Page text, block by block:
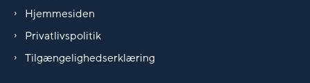
Hjemmesiden
Privatlivspolitik
Tilgængelighedserklæring